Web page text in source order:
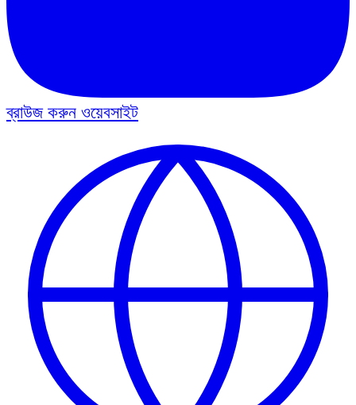
ব্রাউজ করুন ওয়েবসাইট